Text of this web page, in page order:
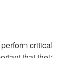
critical